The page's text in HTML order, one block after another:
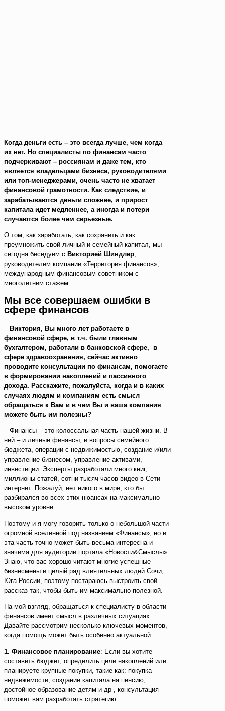
Когда деньги есть – это всегда лучше, чем когда
их нет. Но специалисты по финансам часто
подчеркивают – россиянам и даже тем, кто
является владельцами бизнеса, руководителями
или топ-менеджерами, очень часто не хватает
финансовой грамотности. Как следствие, и
зарабатываются деньги сложнее, и прирост
капитала идет медленнее, а иногда и потери
случаются более чем серьезные.
О том, как заработать, как сохранить и как
преумножить свой личный и семейный капитал, мы
сегодня беседуем с Викторией Шиндлер
руководителем компании «Территория финансов»,
международным финансовым советником с
многолетним стажем…
Мы все совершаем ошибки в
сфере финансов
–Виктория, Вы много лет работаете в
финансовой сфере, в т.ч. были главным
бухгалтером, работали в банковской сфере, в
сфере здравоохранения, сейчас активно
проводите консультации по финансам, помогаете
в формировании накоплений и пассивного
дохода. Расскажите, пожалуйста, когда и в каких
случаях людям и компаниям есть смысл
обращаться к Вам и в чем Вы и ваша компания
можете быть им полезны?
– Финансы – это колоссальная часть нашей жизни. В
ней – и личные финансы, и вопросы семейного
бюджета, операции с недвижимостью, создание и/или
управление бизнесом, управление активами,
инвестиции. Эксперты разработали много книг,
миллионы статей, сотни тысяч часов видео в Сети
интернет. Пожалуй, нет никого в мире, кто бы
разбирался во всех этих нюансах на максимально
высоком уровне.
Поэтому и я могу говорить только о небольшой части
огромной вселенной под названием «Финансы», но и
эта часть точно может быть весьма интересна и
значима для аудитории портала «Новости&Смыслы».
Знаю, что вас хорошо читают многие успешные
бизнесмены и целый ряд влиятельных людей Сочи,
Юга России, поэтому постараюсь выстроить свой
рассказ так, чтобы быть им максимально полезной.
На мой взгляд, обращаться к специалисту в области
финансов имеет смысл в различных ситуациях.
Давайте рассмотрим несколько ключевых моментов,
когда помощь может быть особенно актуальной:
1. Финансовое планирование: Если вы хотите
составить бюджет, определить цели накоплений или
планируете крупные покупки, такие как: покупка
недвижимости, создание капитала на пенсию,
достойное образование детям и др , консультация
поможет вам разработать стратегию.